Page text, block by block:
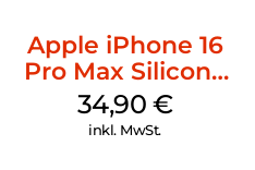
Apple iPhone 16
Pro Max Silicone
Case MagSafe
Denim
34,90 €
inkl. MwSt.